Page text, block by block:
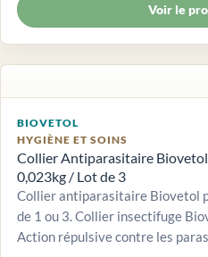
Voir le
BIOVETOL
HYGIÈNE ET SOINS
Collier Antiparasitaire
0,023kg / Lot de 3
Collier antiparasitaire Biovetol
de 1 ou 3. Collier insectifuge
Action répulsive contre les